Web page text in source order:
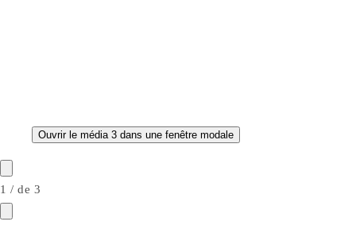
Ouvrir le média 3 dans une fenêtre modale
1 /de 3